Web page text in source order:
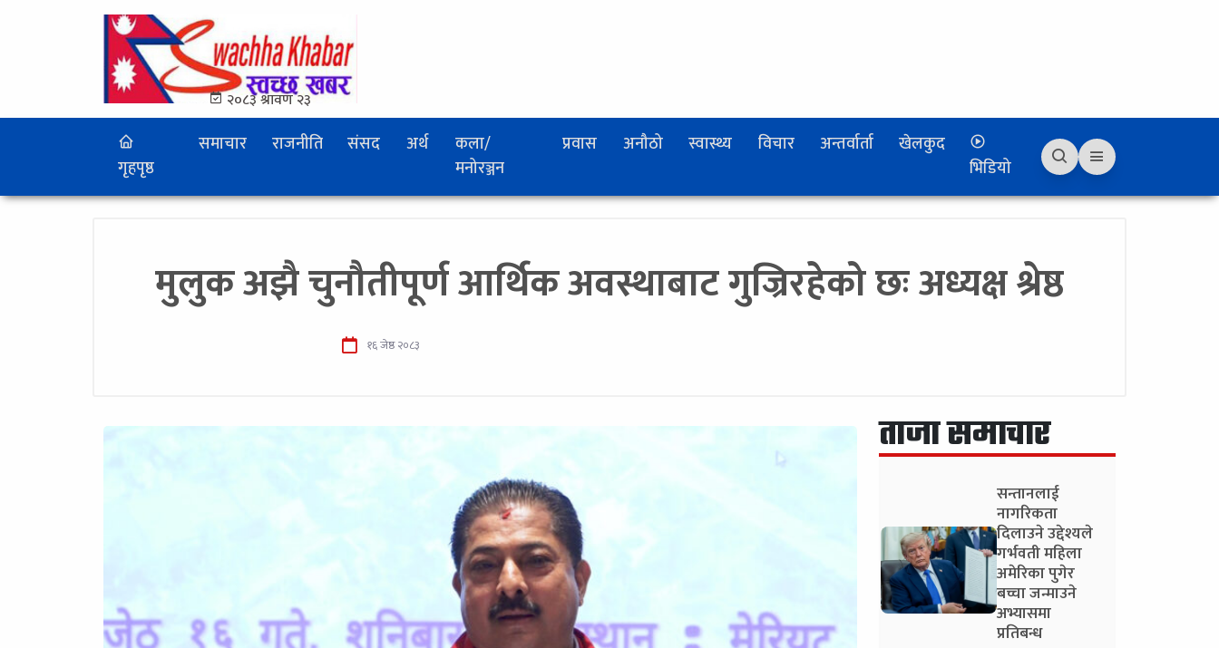
२०८३ श्रावण २३
गृहपृष्ठ
समाचार राजनीति संसद अर्थ
कला/
मनोरञ्जन
प्रवास अनौठो स्वास्थ्य विचार अन्तर्वार्ता
खेलकुद
भिडियो
मुलुक अझै चुनौतीपूर्ण आर्थिक अवस्थाबाट गुज्रिरहेको छः अध्यक्ष श्रेष्ठ
१६ जेष्ठ २०८३
ताजा समाचार
सन्तानलाई
नागरिकता
दिलाउने उद्देश्यले
गर्भवती महिला
अमेरिका पुगेर
बच्चा जन्माउने
अभ्यासमा
प्रतिबन्ध